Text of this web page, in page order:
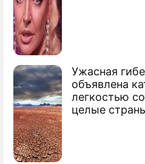
Ужасная
объявлена
легкостью
целые
Месси объявил об
Моуринью нанял
Бекхэм триумфально
Франции